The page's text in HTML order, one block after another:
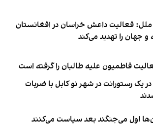
ملل: فعالیت داعش خراسان در افغانستان
جهان را تهدید می‌کند
فاطمیون علیه طالبان را گرفته است
در یک رستورانت در شهر نو کابل با ضربات
اول می‌جنگند بعد سیاست می‌کنند